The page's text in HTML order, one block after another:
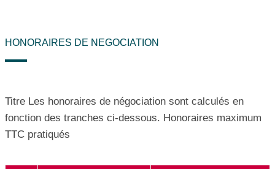
HONORAIRES DE NEGOCIATION
Titre Les honoraires de négociation sont calculés en
fonction des tranches ci-dessous. Honoraires maximum
TTC pratiqués